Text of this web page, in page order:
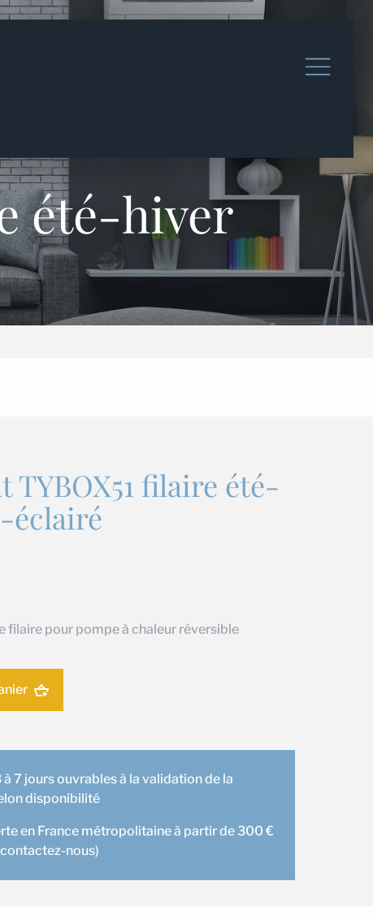
été-hiver
TYBOX51 filaire été-
éclairé
pour pompe à chaleur réversible
à 7 jours ouvrables à la validation de la
disponibilité
en France métropolitaine à partir de 300 €
nous)